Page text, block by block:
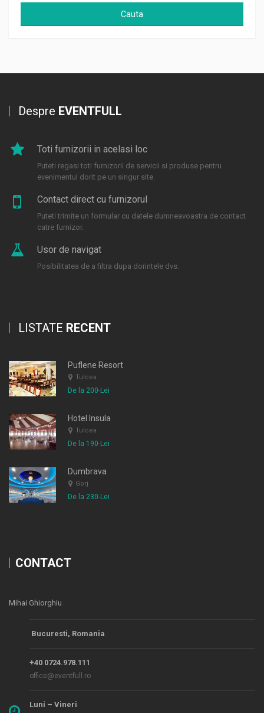
Cauta
Despre EVENTFULL
Toti furnizorii in acelasi loc
Puteti regasi toti furnizorii de servicii si produse pentru
evenimentul dorit pe un singur site.
Contact direct cu furnizorul
Puteti trimite un formular cu datele dumneavoastra de contact
catre furnizor.
Usor de navigat
Posibilitatea de a filtra dupa dorintele dvs.
LISTATE RECENT
Puflene Resort
Tulcea
De la 200-Lei
Hotel Insula
Tulcea
De la 190-Lei
Dumbrava
Gorj
De la 230-Lei
CONTACT
Mihai Ghiorghiu
Bucuresti, Romania
+40 0724.978.111
office@eventfull.ro
Luni – Vineri